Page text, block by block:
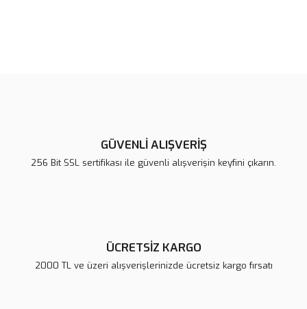
Ürün açıklamasında eksik bilgiler bulunuyor.
GÜVENLİ ALIŞVERİŞ
256 Bit SSL sertifikası ile güvenli alışverişin keyfini çıkarın.
ÜCRETSİZ KARGO
2000 TL ve üzeri alışverişlerinizde ücretsiz kargo fırsatı